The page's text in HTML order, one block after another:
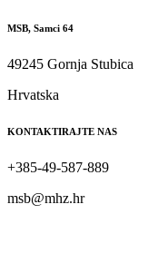
MSB, Samci 64
49245 Gornja Stubica
Hrvatska
KONTAKTIRAJTE NAS
+385-49-587-889
msb@mhz.hr